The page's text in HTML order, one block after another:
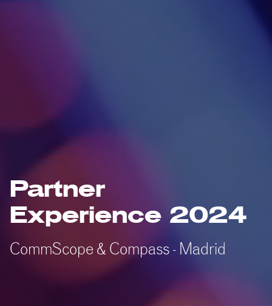
Partner
Experience 2024
CommScope & Compass - Madrid